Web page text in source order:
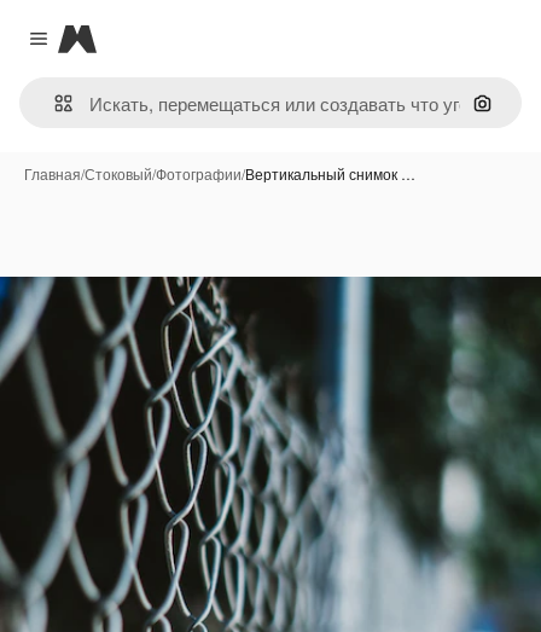
Close menu
Magnific
Поиск
Главная/Стоковый/Фотографии/Вертикальный снимок …